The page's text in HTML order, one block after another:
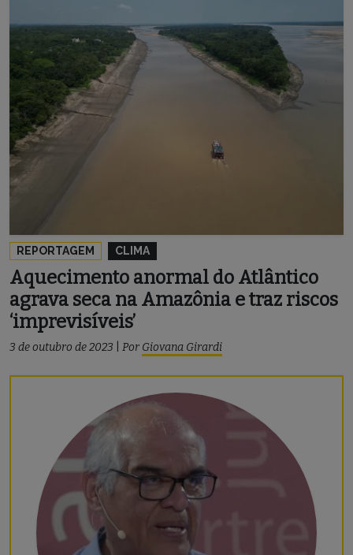
REPORTAGEM CLIMA
Aquecimento anormal do Atlântico
agrava seca na Amazônia e traz riscos
‘imprevisíveis’
3 de outubro de 2023 Por Giovana Girardi